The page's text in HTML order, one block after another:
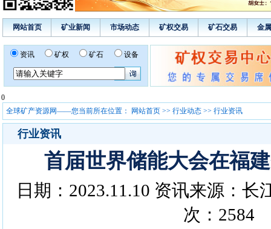
网站首页 矿业新闻 市场动态 矿权交易 矿石交易 金
资讯 矿权 矿石 设备
0
全球矿产资源网——您当前所在位置：
网站首页 >> 行业动态 >> 行业资讯
行业资讯
首届世界储能大会在福
日期：2023.11.10 资讯来源：长
次：2584